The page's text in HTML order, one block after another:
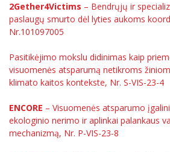
MRU mobilios programėlės
Pagalbos sistema
Kontaktų paieška
2Gether4Victims – Bendrųjų ir
paslaugų smurto dėl lyties aukoms
Nr.101097005
Pasitikėjimo mokslu didinimas kaip
visuomenės atsparumą netikroms
klimato kaitos kontekste, Nr. S-VIS-23-4
ENCORE – Visuomenės atsparumo
ekologinio nerimo ir aplinkai palankaus
mechanizmą, Nr. P-VIS-23-8